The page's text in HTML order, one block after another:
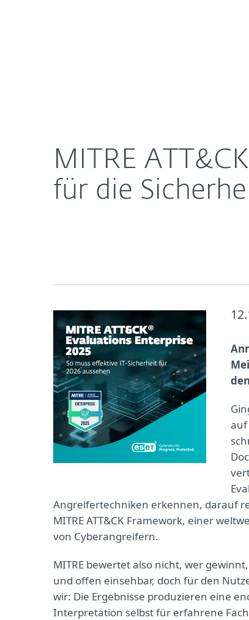
MITRE
für die
auf
Angreifertechniken erkennen, darauf
MITRE ATT&CK Framework, einer
von Cyberangreifern.
MITRE bewertet also nicht, wer
und offen einsehbar, doch für den
wir: Die Ergebnisse produzieren eine
Interpretation selbst für erfahrene